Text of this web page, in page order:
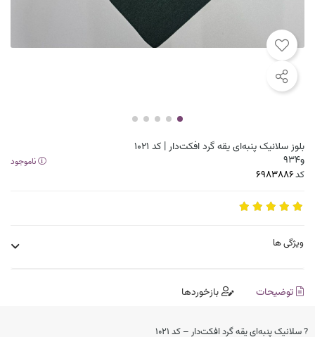
بلوز سلانیک پنبه‌ای یقه گرد افکت‌دار | کد 1021
و934
کد
ناموجود
ویژگی ها
توضیحات بازخوردها
? سلانیک پنبه‌ای یقه گرد افکت‌دار – کد 1021